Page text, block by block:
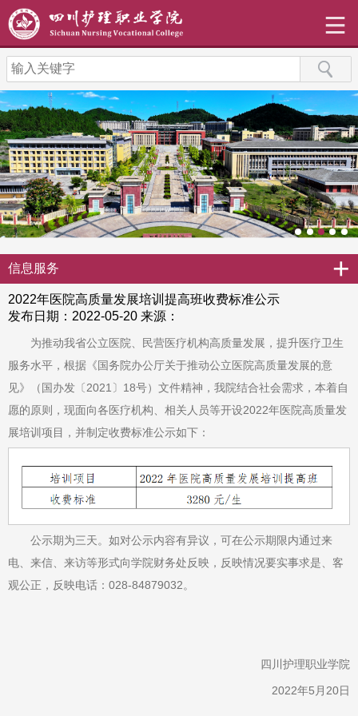
信息服务 +
2022年医院高质量发展培训提高班收费标准公示
发布日期：2022-05-20 来源：
为推动我省公立医院、民营医疗机构高质量发展，提升医疗卫生
服务水平，根据《国务院办公厅关于推动公立医院高质量发展的意
见》（国办发〔2021〕18号）文件精神，我院结合社会需求，本着自
愿的原则，现面向各医疗机构、相关人员等开设2022年医院高质量发
展培训项目，并制定收费标准公示如下：
公示期为三天。如对公示内容有异议，可在公示期限内通过来
电、来信、来访等形式向学院财务处反映，反映情况要实事求是、客
观公正，反映电话：028-84879032。
四川护理职业学院
2022年5月20日